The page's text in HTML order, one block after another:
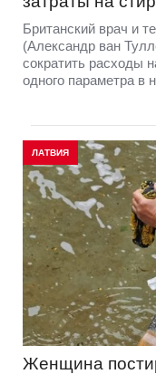
Британский врач и
(Александр ван
сократить расходы
одного параметра в
ЛАТВИЯ
Женщина